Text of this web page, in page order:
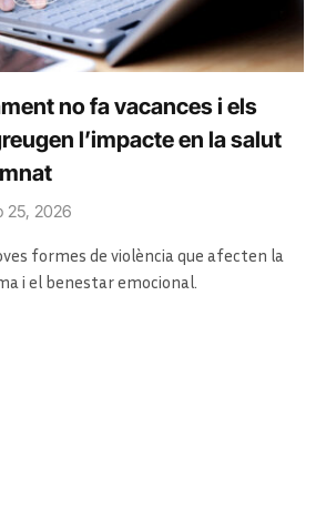
no fa vacances i els
l’impacte en la salut
25, 2026
formes de violència que afecten la
i el benestar emocional.